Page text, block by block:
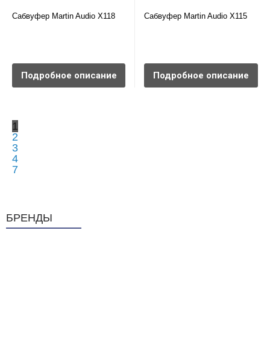
Сабвуфер Martin Audio X118
Подробное описание
Сабвуфер Martin Audio X115
Подробное описание
1
2
3
4
7
БРЕНДЫ